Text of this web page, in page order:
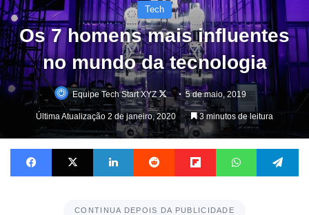
Tech
Os 7 homens mais influentes
no mundo da tecnologia
Equipe Tech Start XYZ
Follow
on
X
5 de maio, 2019
Última Atualização 2 de janeiro, 2020 3 minutos de leitura
Facebook X Linkedin Reddit Flipboard WhatsApp
CONTINUA DEPOIS DA PUBLICIDADE